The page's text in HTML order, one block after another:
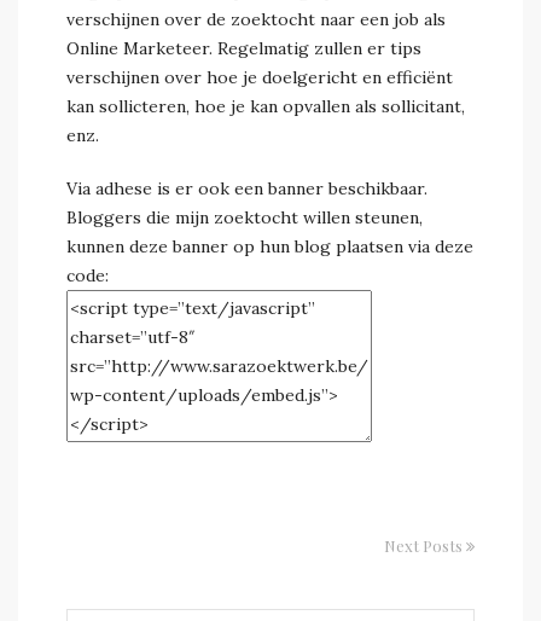
verschijnen over de zoektocht naar een job als
Online Marketeer. Regelmatig zullen er tips
verschijnen over hoe je doelgericht en efficiënt
kan sollicteren, hoe je kan opvallen als sollicitant,
enz.
Via adhese is er ook een banner beschikbaar.
Bloggers die mijn zoektocht willen steunen,
kunnen deze banner op hun blog plaatsen via deze
code:
Next Posts